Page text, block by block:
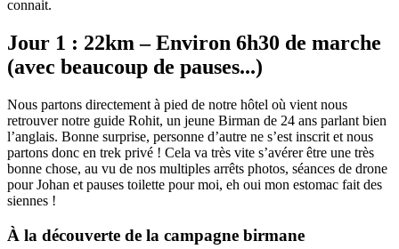
connait.
Jour 1 : 22km – Environ 6h30 de marche
(avec beaucoup de pauses...)
Nous partons directement à pied de notre hôtel où vient nous
retrouver notre guide Rohit, un jeune Birman de 24 ans parlant bien
l’anglais. Bonne surprise, personne d’autre ne s’est inscrit et nous
partons donc en trek privé ! Cela va très vite s’avérer être une très
bonne chose, au vu de nos multiples arrêts photos, séances de drone
pour Johan et pauses toilette pour moi, eh oui mon estomac fait des
siennes !
À la découverte de la campagne birmane